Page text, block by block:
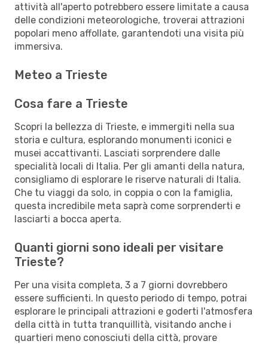
attività all'aperto potrebbero essere limitate a causa
delle condizioni meteorologiche, troverai attrazioni
popolari meno affollate, garantendoti una visita più
immersiva.
Meteo a Trieste
Cosa fare a Trieste
Scopri la bellezza di Trieste, e immergiti nella sua
storia e cultura, esplorando monumenti iconici e
musei accattivanti. Lasciati sorprendere dalle
specialità locali di Italia. Per gli amanti della natura,
consigliamo di esplorare le riserve naturali di Italia.
Che tu viaggi da solo, in coppia o con la famiglia,
questa incredibile meta saprà come sorprenderti e
lasciarti a bocca aperta.
Quanti giorni sono ideali per visitare
Trieste?
Per una visita completa, 3 a 7 giorni dovrebbero
essere sufficienti. In questo periodo di tempo, potrai
esplorare le principali attrazioni e goderti l'atmosfera
della città in tutta tranquillità, visitando anche i
quartieri meno conosciuti della città, provare